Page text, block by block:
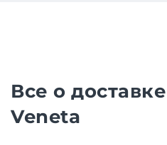
Все о
Veneta